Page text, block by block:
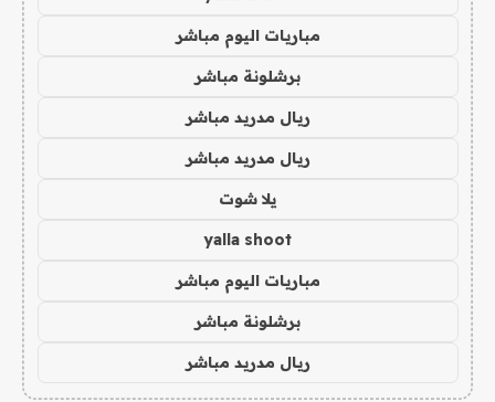
مباريات اليوم مباشر
برشلونة مباشر
ريال مدريد مباشر
ريال مدريد مباشر
يلا شوت
yalla shoot
مباريات اليوم مباشر
برشلونة مباشر
ريال مدريد مباشر